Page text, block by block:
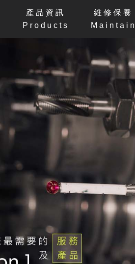
產品資訊
Products
維修保養
Maintain